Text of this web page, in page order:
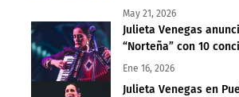
May 21, 2026
Julieta Venegas
“Norteña” con 10
Ene 16, 2026
Julieta Venegas en